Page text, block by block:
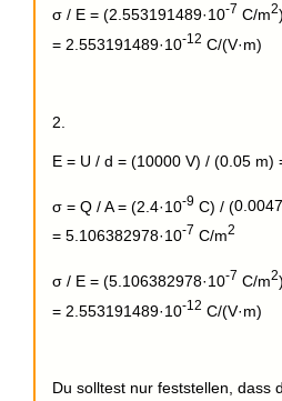
σ / E = (2.553191489·10-7 C/m2
= 2.553191489·10-12 C/(V·m)
2.
E = U / d = (10000 V) / (0.05 m)
σ = Q / A = (2.4·10-9 C) / (
= 5.106382978·10-7 C/m2
σ / E = (5.106382978·10-7 C/m2
= 2.553191489·10-12 C/(V·m)
Du solltest nur feststellen, dass